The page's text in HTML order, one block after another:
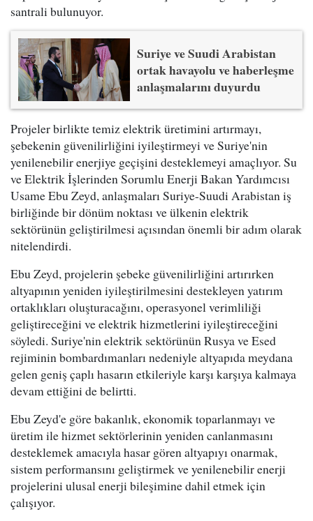
santrali bulunuyor.
Suriye ve Suudi Arabistan
ortak havayolu ve haberleşme
anlaşmalarını duyurdu
Projeler birlikte temiz elektrik üretimini artırmayı,
şebekenin güvenilirliğini iyileştirmeyi ve Suriye'nin
yenilenebilir enerjiye geçişini desteklemeyi amaçlıyor. Su
ve Elektrik İşlerinden Sorumlu Enerji Bakan Yardımcısı
Usame Ebu Zeyd, anlaşmaları Suriye-Suudi Arabistan iş
birliğinde bir dönüm noktası ve ülkenin elektrik
sektörünün geliştirilmesi açısından önemli bir adım olarak
nitelendirdi.
Ebu Zeyd, projelerin şebeke güvenilirliğini artırırken
altyapının yeniden iyileştirilmesini destekleyen yatırım
ortaklıkları oluşturacağını, operasyonel verimliliği
geliştireceğini ve elektrik hizmetlerini iyileştireceğini
söyledi. Suriye'nin elektrik sektörünün Rusya ve Esed
rejiminin bombardımanları nedeniyle altyapıda meydana
gelen geniş çaplı hasarın etkileriyle karşı karşıya kalmaya
devam ettiğini de belirtti.
Ebu Zeyd'e göre bakanlık, ekonomik toparlanmayı ve
üretim ile hizmet sektörlerinin yeniden canlanmasını
desteklemek amacıyla hasar gören altyapıyı onarmak,
sistem performansını geliştirmek ve yenilenebilir enerji
projelerini ulusal enerji bileşimine dahil etmek için
çalışıyor.